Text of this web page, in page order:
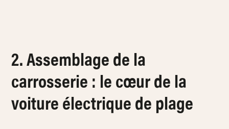
2. Assemblage de la
carrosserie : le cœur de la
voiture électrique de plage